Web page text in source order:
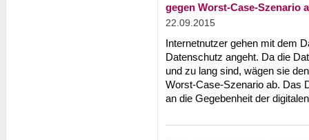
gegen Worst-Case-Szenario
22.09.2015
Internetnutzer gehen mit dem
Datenschutz angeht. Da die
und zu lang sind, wägen sie
Worst-Case-Szenario ab. Das
an die Gegebenheit der